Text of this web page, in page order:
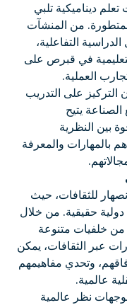
تعلم ديناميكية تلبي
من المنشآت
التفاعلية،
في قبرص على
العملية.
التركيز على التدريب
يتيح
بين النظرية
بالمهارات والمعرفة
للثقافات، حيث
حقيقية. من خلال
من خلفيات متنوعة
عبر الثقافات، يمكن
وتحدي مفاهيمهم
عالمية.
نظر عالمية